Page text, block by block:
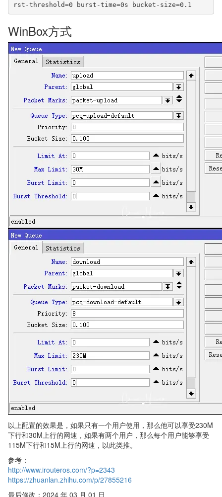
rst-threshold=0 burst-time=0s bucket-size=0.1
WinBox方式
以上配置的效果是，如果只有一个用户使用，那么他可以享受230M
下行和30M上行的网速，如果有两个用户，那么每个用户能够享受
115M下行和15M上行的网速，以此类推。
参考：
http://www.irouteros.com/?p=2343
https://zhuanlan.zhihu.com/p/27855216
最后修改：2024 年 03 月 01 日